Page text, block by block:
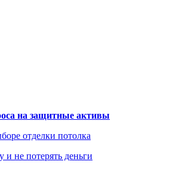
на защитные активы
отделки потолка
не потерять деньги